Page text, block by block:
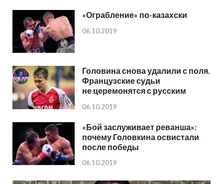
«Ограбление» по-казахски
06.10.2019
Головина снова удалили с поля.
Французские судьи
не церемонятся с русским
06.10.2019
«Бой заслуживает реванша»:
почему Головкина освистали
после победы
06.10.2019